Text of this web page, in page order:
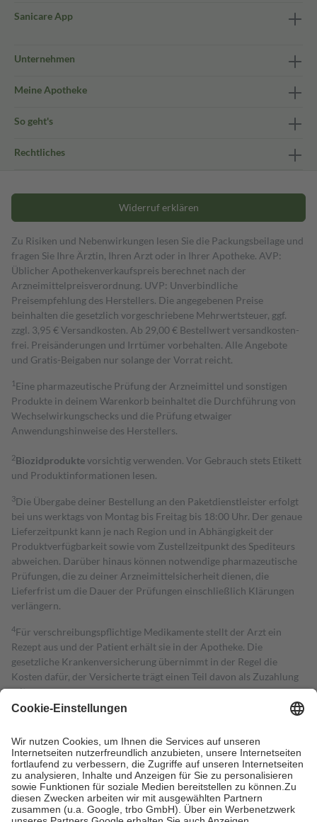
Sanicare App
Unternehmen
Meine Apotheke
So geht's
Rechtliches
Widerruf erklären
Zu Risiken und Nebenwirkungen lesen Sie die Packungsbeilage und
fragen Sie Ihre Ärztin, Ihren Arzt oder in Ihrer Apotheke. AVP:
Üblicher Apothekenverkaufspreis berechnet nach der
Arzneimittelpreisverordnung. UVP: Unverbindliche
Preisempfehlung des Herstellers. Die angegebenen Preise
beinhalten die gesetzlich vorgeschriebene Mehrwertsteuer, ggf.
zzgl. 3,95 € Versandkosten. Ab 29,00 € Bestell­wert versand­kosten­
frei. Preisänderungen und Irrtümer vorbehalten. Alle Angebote
und Gratis-Beigaben nur solange der Vorrat reicht.
1 Eine pharmazeutische Prüfung der Arzneimittel und sonstigen
Produkte in deinem Warenkorb beinhaltet die Durchführung von
Wechselwirkungschecks und die Prüfung etwaiger
Anwendungshinweise des Herstellers.
2Biozidproduktevorsichtig verwenden. Vor Gebrauch stets Etikett
und Produktinformationen lesen.
3Die Übergabe deiner Bestellung an den Paketdienstleister erfolgt
bei uns werktags von Montag bis Freitag bis 18:00 Uhr. Der genaue
Lieferzeitpunkt kann je nach Region und in Abhängigkeit der
Produktverfügbarkeit sowie vom Zustellzeitpunkt des Spediteurs
abweichen. Darüber hinaus können notwendige pharmazeutische
Prüfungen, die zu deiner Arzneimittelsicherheit dienen, die
Lieferfrist um die Dauer der Prüfungen einschließlich Klärungen
verlängern.
4Für verschreibungspflichtige Medikamente stellt der Arzt ein
Rezept aus und der Patient erhält sie in der Apotheke. Die
gesetzliche Krankenversicherung übernimmt in der Regel die
Kosten dafür, der Versicherte trägt einen Teil davon als Zuzahlung
mit.
Grundsätzlich leisten Mitglieder Zuzahlungen in Höhe von zehn
höchstens zehn Euro.
Es sind jedoch nie mehr als die tatsächlichen
Kosten der Leistung zu entrichten.
Diese Regeln gelten grundsätzlich auch für Online-Apotheken.
Bei Heilmitteln und häuslicher Krankenpflege beträgt die
Zuzahlung zehn Prozent der Kosten sowie zehn Euro je
Verordnung.